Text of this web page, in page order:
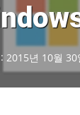
2015년 10월 30